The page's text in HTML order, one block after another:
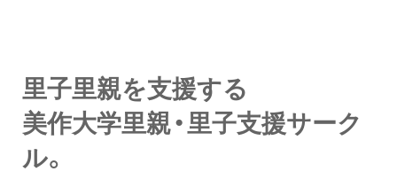
里子里親を支援する
美作大学里親・里子支援サーク
ル。